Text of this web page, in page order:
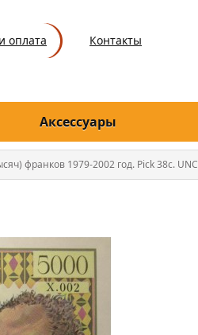
оплата Контакты
Аксессуары
франков 1979-2002 год. Pick 38c. UNC